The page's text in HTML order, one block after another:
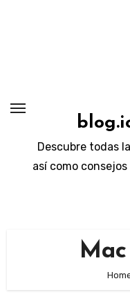
Descubre todas
así como